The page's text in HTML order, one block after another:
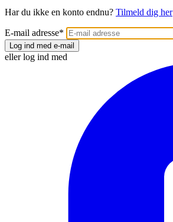
Har du ikke en konto endnu? Tilmeld dig her
E-mail adresse*
Log ind med e-mail
eller log ind med